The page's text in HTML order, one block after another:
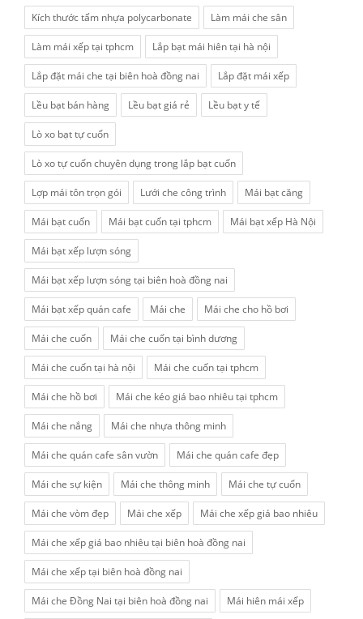
Kích thước tấm nhựa polycarbonate Làm mái che sân
Làm mái xếp tại tphcm Lắp bạt mái hiên tại hà nội
Lắp đặt mái che tại biên hoà đồng nai Lắp đặt mái xếp
Lều bạt bán hàng Lều bạt giá rẻ Lều bạt y tế
Lò xo bạt tự cuốn
Lò xo tự cuốn chuyên dụng trong lắp bạt cuốn
Lợp mái tôn trọn gói Lưới che công trình Mái bạt căng
Mái bạt cuốn Mái bạt cuốn tại tphcm Mái bạt xếp Hà Nội
Mái bạt xếp lượn sóng
Mái bạt xếp lượn sóng tại biên hoà đồng nai
Mái bạt xếp quán cafe Mái che Mái che cho hồ bơi
Mái che cuốn Mái che cuốn tại bình dương
Mái che cuốn tại hà nội Mái che cuốn tại tphcm
Mái che hồ bơi Mái che kéo giá bao nhiêu tại tphcm
Mái che nắng Mái che nhựa thông minh
Mái che quán cafe sân vườn Mái che quán cafe đẹp
Mái che sự kiện Mái che thông minh Mái che tự cuốn
Mái che vòm đẹp Mái che xếp Mái che xếp giá bao nhiêu
Mái che xếp giá bao nhiêu tại biên hoà đồng nai
Mái che xếp tại biên hoà đồng nai
Mái che Đồng Nai tại biên hoà đồng nai Mái hiên mái xếp